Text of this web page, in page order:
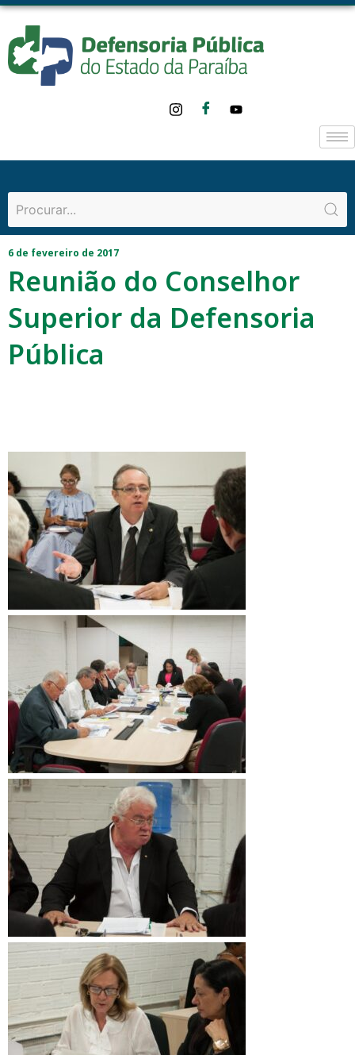
6 de fevereiro de 2017
Reunião do Conselhor
Superior da Defensoria
Pública